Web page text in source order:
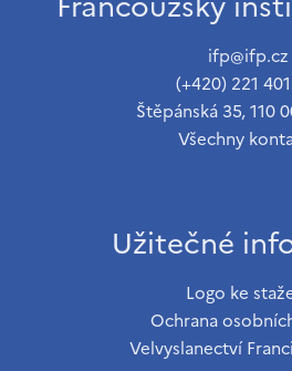
ifp@ifp.cz
(+420) 221 401
Štěpánská 35, 110
Všechny
Užitečné
Logo ke
Ochrana
Velvyslanectví